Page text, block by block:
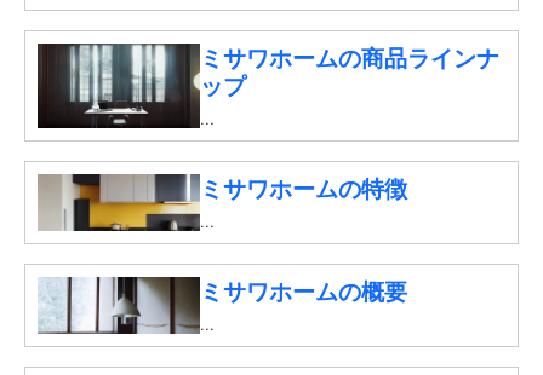
ミサワホームの商品ラインナ
ップ
...
ミサワホームの特徴
...
ミサワホームの概要
...